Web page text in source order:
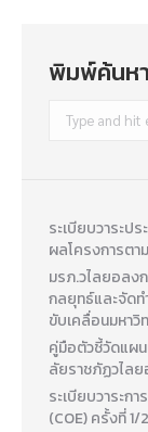
พิมพ์ค้นห
Search:
ระเบียบวาระป
ผลโครงการต
มรภ.วไลยอลง
กลยุทธ์และจัด
ขับเคลื่อนมหาวิ
คู่มือตัวชี้วัดแผ
ลัยราชภัฏวไล
ระเบียบวาระก
(COE) ครั้งที่ 1/